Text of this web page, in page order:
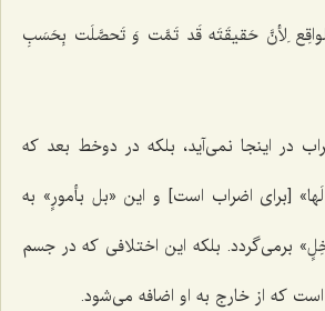
لِأنَّ حَقیقَتَه قَد تَمَّت وَ تَحصَّلَت بِحَسَبِ
در اینجا نمى‌آید، بلکه در دوخط بعد که
[برای اضراب است] و این «بل بأمورٍ» به
برمى‌گردد. بلكه این اختلافى كه در جسم
كه از خارج به او اضافه مى‌شود.